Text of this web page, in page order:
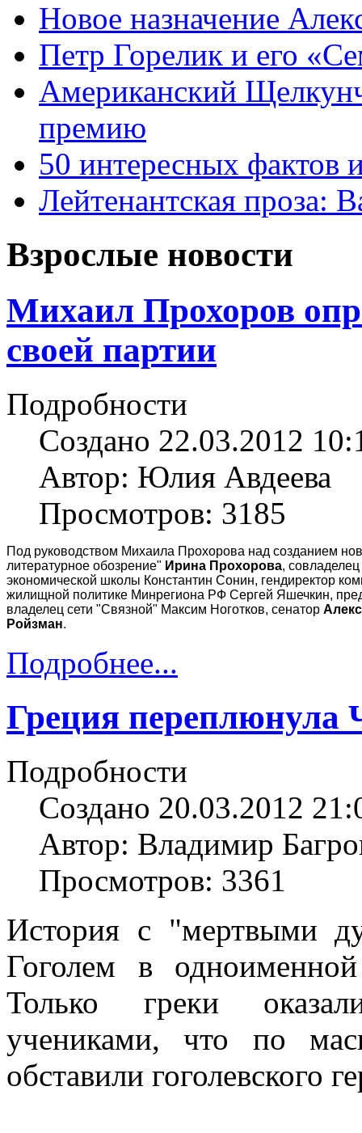
Новое назначение
Петр Горелик и его
Американский
премию
50 интересных фактов
Лейтенантская проза:
Взрослые новости
Михаил Прохоров
своей партии
Подробности
Создано 22.03.2012
Автор: Юлия Авдеева
Просмотров: 3185
Под руководством Михаила Прохорова над созданием
литературное обозрение" Ирина Прохорова,
экономической школы Константин Сонин, гендиректор
жилищной политике Минрегиона РФ Сергей Яшечкин,
владелец сети "Связной" Максим Ноготков, сенатор
Ройзман.
Подробнее...
Греция переплюнула
Подробности
Создано 20.03.2012
Автор: Владимир
Просмотров: 3361
История с "мертвыми
Гоголем в
Только греки
учениками, что по
обставили гоголевского